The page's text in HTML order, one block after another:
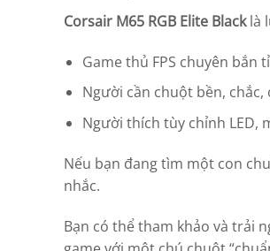
Corsair M65 RGB Elite Blacklà
Game thủ FPS chuyên bắn
Người cần chuột bền, chắc,
Người thích tùy chỉnh LED,
Nếu bạn đang tìm một con
nhắc.
Bạn có thể tham khảo và trải